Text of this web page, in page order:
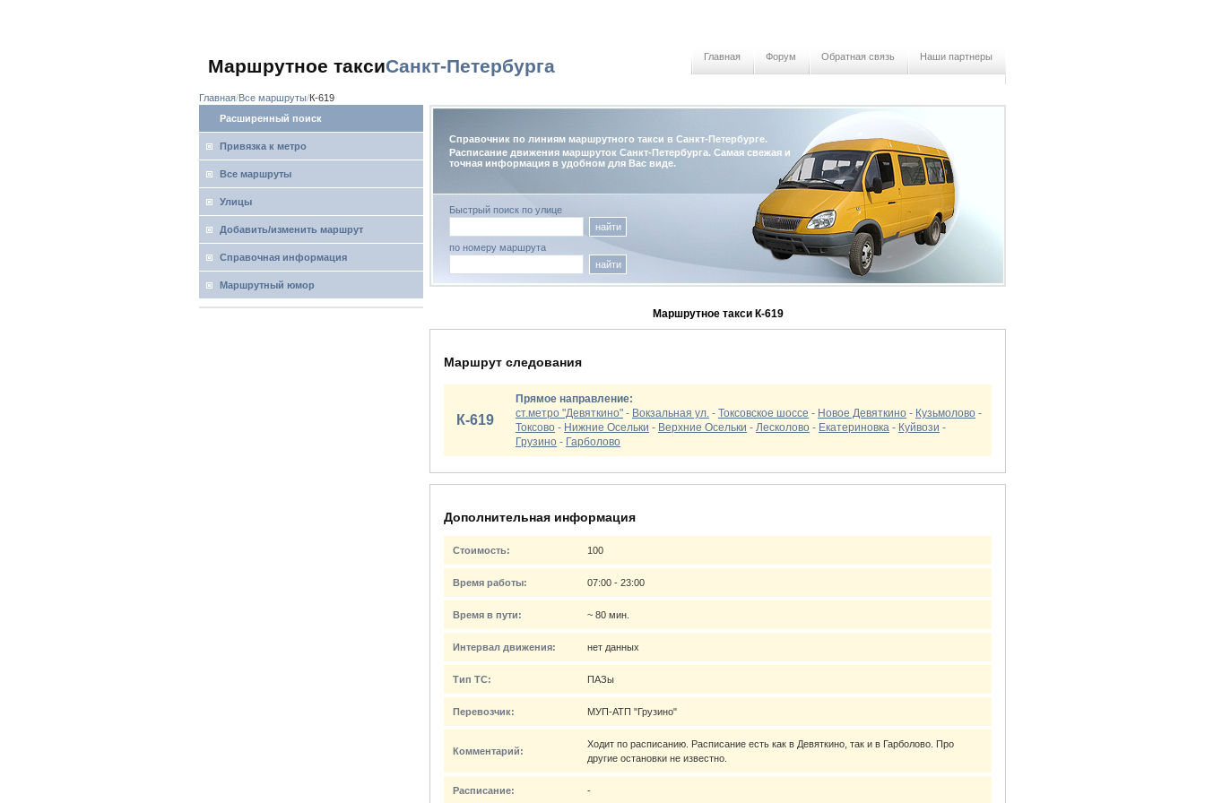
Маршрутное таксиСанкт-Петербурга Главная Форум Обратная связь Наши партнеры
Главная Все маршруты К-619
Расширенный поиск
Привязка к метро
Все маршруты
Улицы
Добавить/изменить маршрут
Справочная информация
Маршрутный юмор
Справочник по линиям маршрутного такси в Санкт-Петербурге.
Расписание движения маршруток Санкт-Петербурга. Самая свежая и
точная информация в удобном для Вас виде.
Быстрый поиск по улице
найти
по номеру маршрута
найти
Маршрутное такси К-619
Маршрут следования
К-619
Прямое направление:
ст.метро "Девяткино" - Вокзальная ул. - Токсовское шоссе - Новое Девяткино - Кузьмолово -
Токсово - Нижние Осельки - Верхние Осельки - Лесколово - Екатериновка - Куйвози -
Грузино - Гарболово
Дополнительная информация
Стоимость: 100
Время работы: 07:00 - 23:00
Время в пути: ~ 80 мин.
Интервал движения: нет данных
Тип ТС: ПАЗы
Перевозчик: МУП-АТП "Грузино"
Комментарий:
Ходит по расписанию. Расписание есть как в Девяткино, так и в Гарболово. Про
другие остановки не известно.
Расписание: -